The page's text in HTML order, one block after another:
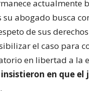
actualmente
su abogado busca
de sus
el caso para
en libertad a la
insistieron en que el
.